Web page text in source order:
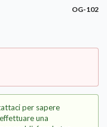
OG-102
per sapere
una